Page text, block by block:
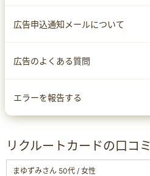
広告申込通知メールについて
広告のよくある質問
エラーを報告する
リクルートカードの口コミ
まゆずみさん 50代 / 女性